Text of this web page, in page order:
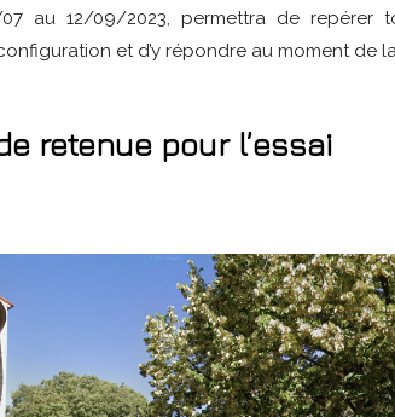
au 12/09/2023, permettra de repérer
et d’y répondre au moment de
retenue pour l’essai